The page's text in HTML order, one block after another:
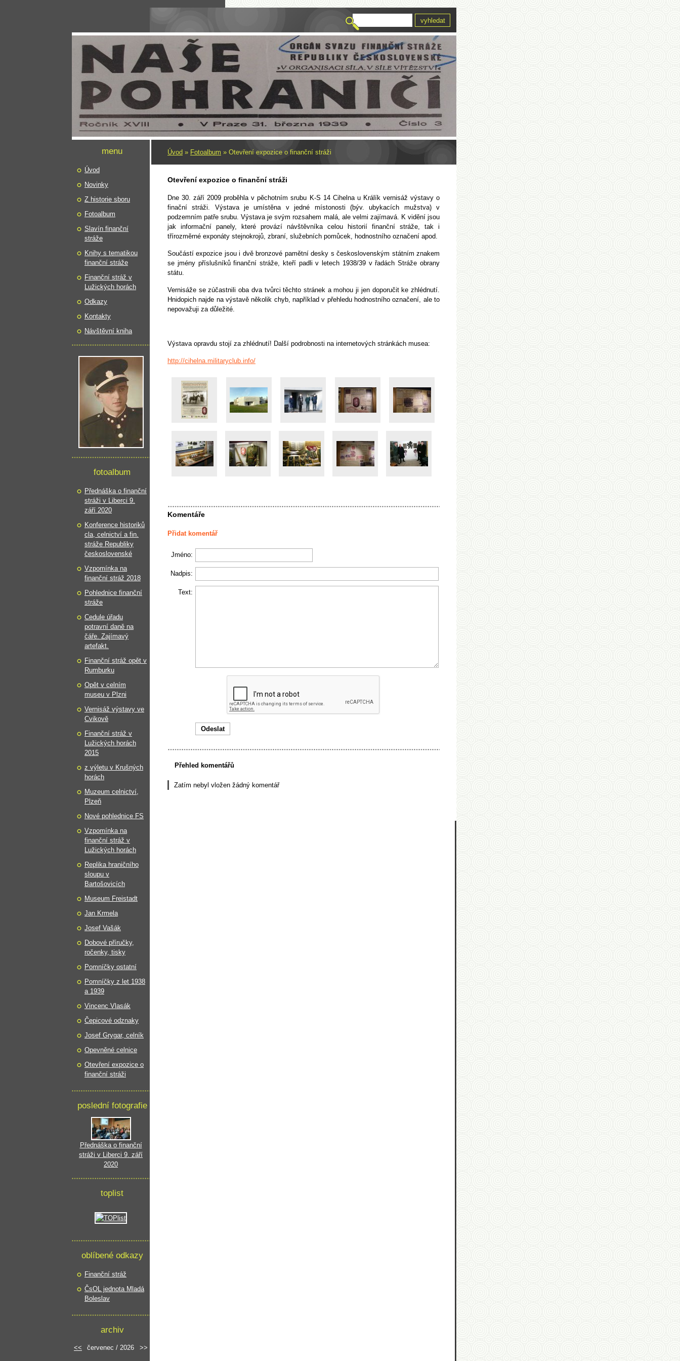
Úvod » Fotoalbum » Otevření expozice o finanční stráži
Otevření expozice o finanční stráži
Dne 30. září 2009 proběhla v pěchotním srubu K-S 14 Cihelna u Králík vernisáž výstavy o
finační stráži. Výstava je umístěna v jedné místonosti (býv. ubykacích mužstva) v
podzemním patře srubu. Výstava je svým rozsahem malá, ale velmi zajímavá. K vidění jsou
jak informační panely, které provází návštěvníka celou historií finanční stráže, tak i
třírozměrné exponáty stejnokrojů, zbraní, služebních pomůcek, hodnostního označení apod.
Součástí expozice jsou i dvě bronzové pamětní desky s československým státním znakem
se jmény příslušníků finanční stráže, kteří padli v letech 1938/39 v řadách Stráže obrany
státu.
Vernisáže se zúčastnili oba dva tvůrci těchto stránek a mohou ji jen doporučit ke zhlédnutí.
Hnidopich najde na výstavě několik chyb, například v přehledu hodnostního označení, ale to
nepovažuji za důležité.
Výstava opravdu stojí za zhlédnutí! Další podrobnosti na internetových stránkách musea:
http://cihelna.militaryclub.info/
Komentáře
Přidat komentář
Jméno:
Nadpis:
Text:
Přehled komentářů
Zatím nebyl vložen žádný komentář
menu
Úvod
Novinky
Z historie sboru
Fotoalbum
Slavín finanční
stráže
Knihy s tematikou
finanční stráže
Finanční stráž v
Lužických horách
Odkazy
Kontakty
Návštěvní kniha
fotoalbum
Přednáška o finanční
stráži v Liberci 9.
září 2020
Konference historiků
cla, celnictví a fin.
stráže Republiky
československé
Vzpomínka na
finanční stráž 2018
Pohlednice finanční
stráže
Cedule úřadu
potravní daně na
čáře. Zajímavý
artefakt.
Finanční stráž opět v
Rumburku
Opět v celním
museu v Plzni
Vernisáž výstavy ve
Cvikově
Finanční stráž v
Lužických horách
2015
z výletu v Krušných
horách
Muzeum celnictví,
Plzeň
Nové pohlednice FS
Vzpomínka na
finanční stráž v
Lužických horách
Replika hraničního
sloupu v
Bartošovicích
Museum Freistadt
Jan Krmela
Josef Vašák
Dobové příručky,
ročenky, tisky
Pomníčky ostatní
Pomníčky z let 1938
a 1939
Vincenc Vlasák
Čepicové odznaky
Josef Grygar, celník
Opevněné celnice
Otevření expozice o
finanční stráži
poslední fotografie
Přednáška o finanční
stráži v Liberci 9. září
2020
toplist
oblíbené odkazy
Finanční stráž
ČsOL jednota Mladá
Boleslav
archiv
<< červenec / 2026 >>